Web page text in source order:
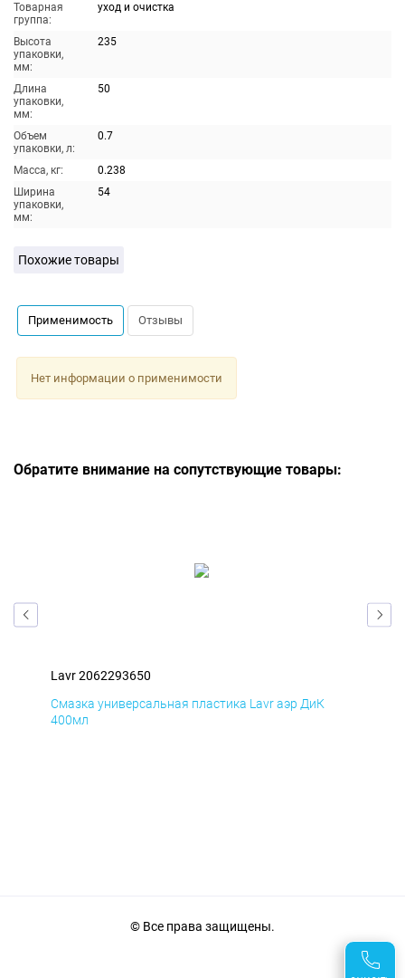
Товарная
группа:
уход и очистка
Высота
упаковки,
мм:
235
Длина
упаковки,
мм:
50
Объем
упаковки, л:
0.7
Масса, кг:
0.238
Ширина
упаковки,
мм:
54
Похожие товары
Применимость Отзывы
Нет информации о применимости
Обратите внимание на сопутствующие товары:
Lavr 2062293650
Смазка универсальная пластика Lavr аэр ДиК
400мл
© Все права защищены.